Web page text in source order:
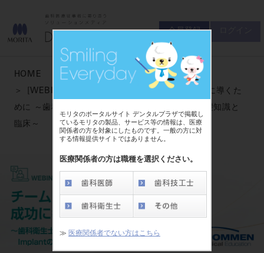
モリタのポータルサイト デンタルプラザで掲載し
ているモリタの製品、サービス等の情報は、医療
関係者の方を対象にしたものです。一般の方に対
する情報提供サイトではありません。
医療関係者の方は職種を選択ください。
≫ 医療関係者でない方はこちら
会員登録
HOME
[WEBINAR] チーム医療でインプラントを成功に導くた
めに ～歯科衛生士も知っておきたいImplantの基礎知識と
臨床～
お問い合わせ
商品について
セミナーについて
友の会について
ご開業について
会員登録 ログイン
製品情報トップ
製品カテゴリ
サポート情報